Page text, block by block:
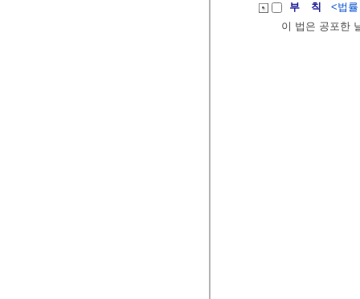
부 칙
<법
이 법은 공포한